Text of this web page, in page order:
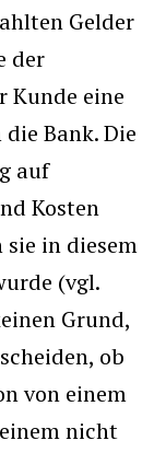
Gelder
der
Kunde eine
Bank. Die
auf
Kosten
in diesem
(vgl.
Grund,
ob
von einem
nicht